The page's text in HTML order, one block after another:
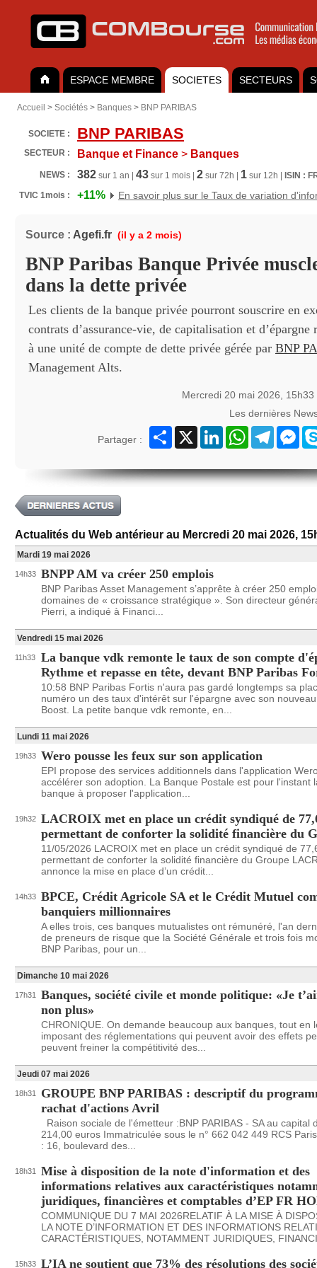
ESPACE MEMBRE SOCIETES SECTEURS
Accueil > Sociétés > Banques > BNP PARIBAS
SOCIETE : BNP PARIBAS
SECTEUR : Banque et Finance > Banques
NEWS : 382 sur 1 an | 43 sur 1 mois | 2 sur 72h | 1 sur 12h |
ISIN :
TVIC 1mois :
+11% En savoir plus sur le Taux de variation
Source : Agefi.fr (il y a 2 mois)
BNP Paribas Banque Privée
dans la dette privée
Les clients de la banque privée pourront souscrire en
contrats d’assurance-vie, de capitalisation et
à une unité de compte de dette privée gérée par BNP
Management Alts.
Mercredi 20 mai 2026,
Les dernières
Partager :
Partager
X LinkedInWhatsAppTelegram
Actualités du Web antérieur au Mercredi 20 mai 2026,
Mardi 19 mai 2026
14h33 BNPP AM va créer 250 emplois
BNP Paribas Asset Management s’apprête à créer 250
domaines de « croissance stratégique ». Son directeur
Pierri, a indiqué à Financi...
Vendredi 15 mai 2026
11h33
La banque vdk remonte le taux de son compte
Rythme et repasse en tête, devant BNP Paribas
10:58 BNP Paribas Fortis n'aura pas gardé longtemps sa
numéro un des taux d'intérêt sur l'épargne avec son
Boost. La petite banque vdk remonte, en...
Lundi 11 mai 2026
19h33 Wero pousse les feux sur son application
EPI propose des services additionnels dans l'application
accélérer son adoption. La Banque Postale est pour l'instant
banque à proposer l'application...
19h32 LACROIX met en place un crédit syndiqué de
permettant de conforter la solidité financière du
11/05/2026 LACROIX met en place un crédit syndiqué de
permettant de conforter la solidité financière du Groupe
annonce la mise en place d’un crédit...
14h33 BPCE, Crédit Agricole SA et le Crédit Mutuel
banquiers millionnaires
A elles trois, ces banques mutualistes ont rémunéré, l'an
de preneurs de risque que la Société Générale et trois fois
BNP Paribas, pour un...
Dimanche 10 mai 2026
17h31
Banques, société civile et monde politique: «Je
non plus»
CHRONIQUE. On demande beaucoup aux banques, tout en
imposant des réglementations qui peuvent avoir des effets
peuvent freiner la compétitivité des...
Jeudi 07 mai 2026
18h31
GROUPE BNP PARIBAS : descriptif du
rachat d'actions Avril
Raison sociale de l'émetteur :BNP PARIBAS - SA au capital
214,00 euros Immatriculée sous le n° 662 042 449 RCS
: 16, boulevard des...
18h31
Mise à disposition de la note d'information et des
informations relatives aux caractéristiques
juridiques, financières et comptables d’EP FR
COMMUNIQUE DU 7 MAI 2026RELATIF À LA MISE À
LA NOTE D’INFORMATION ET DES INFORMATIONS
CARACTÉRISTIQUES, NOTAMMENT JURIDIQUES,
15h33 L’IA ne soutient que 73% des résolutions des